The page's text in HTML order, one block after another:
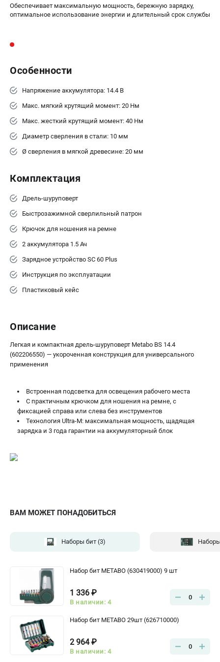
ЗАКАЗ ЗАПЧАСТЕЙ
ВАМ МОЖЕТ ПОНАДОБИТЬСЯ
Наборы бит (3)
Набор бит METABO (630419000) 9 шт
1 336 ₽
В наличии: 4
0
Набор бит METABO 29шт (626710000)
2 964 ₽
В наличии: 4
0
Обеспечивает максимальную мощность, бережную зарядку,
оптимальное использование энергии и длительный срок службы
Особенности
Напряжение аккумулятора: 14.4 В
Макс. мягкий крутящий момент: 20 Нм
Макс. жесткий крутящий момент: 40 Нм
Диаметр сверления в стали: 10 мм
Ø сверления в мягкой древесине: 20 мм
Комплектация
Дрель-шуруповерт
Быстрозажимной сверлильный патрон
Крючок для ношения на ремне
2 аккумулятора 1.5 Ач
Зарядное устройство SC 60 Plus
Инструкция по эксплуатации
Пластиковый кейс
Описание
Легкая и компактная дрель-шуруповерт Metabo BS 14.4
(602206550) — укороченная конструкция для универсального
применения
Встроенная подсветка для освещения рабочего места
С практичным крючком для ношения на ремне, с
фиксацией справа или слева без инструментов
Технология Ultra-M: максимальная мощность, щадящая
зарядка и 3 года гарантии на аккумуляторный блок